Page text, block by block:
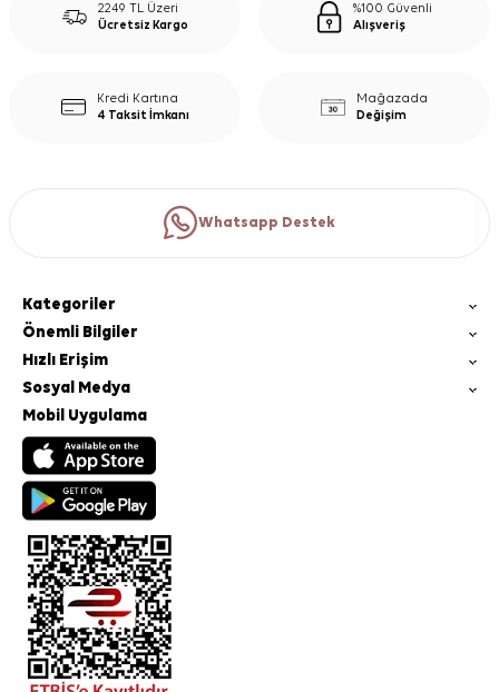
2249 TL Üzeri
Ücretsiz Kargo
%100 Güvenli
Alışveriş
Kredi Kartına
4 Taksit İmkanı
Mağazada
Değişim
Whatsapp Destek
Kategoriler
Önemli Bilgiler
Hızlı Erişim
Sosyal Medya
Mobil Uygulama